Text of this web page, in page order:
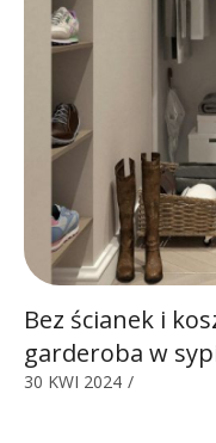
Bez ścianek i
garderoba w
30 KWI 2024 /